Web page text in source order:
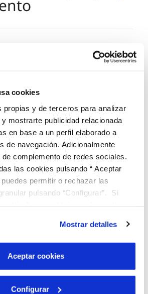
cookies
propias y de terceros para analizar
mostrarte publicidad relacionada
en base a un perfil elaborado a
de navegación. Adicionalmente
complemento de redes sociales.
las cookies pulsando “ Aceptar
puedes permitir o rechazar las
pulsando “Configurar”. Si
para que el sitio web funcione y que
desactivar. Puedes consultar
nuestraPolítica de Cookies
Mostrar detalles
Aceptar cookies
Configurar
y
de pago
y factura